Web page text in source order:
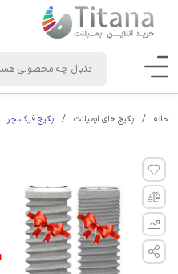
خانه پکیج های ایمپلنت پکیج فیکسچر